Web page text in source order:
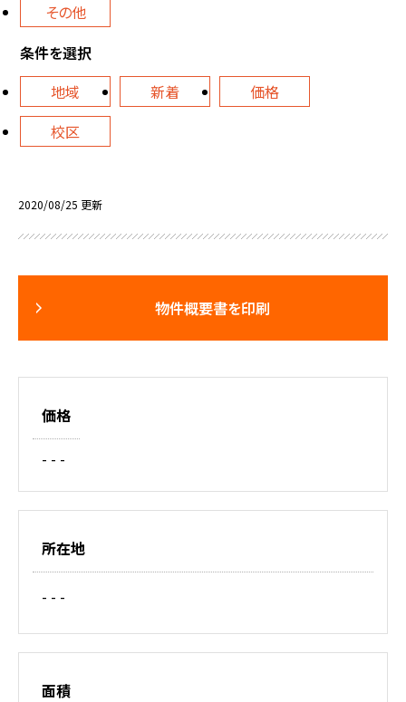
その他
条件を選択
地域
新着
価格
校区
2020/08/25 更新
物件概要書を印刷
価格
- - -
所在地
- - -
面積